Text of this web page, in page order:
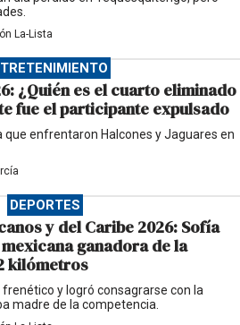
La-Lista
¿Quién es el cuarto eliminado
fue el participante expulsado
que enfrentaron Halcones y Jaguares en
DEPORTES
y del Caribe 2026: Sofía
ganadora de la
kilómetros
y logró consagrarse con la
madre de la competencia.